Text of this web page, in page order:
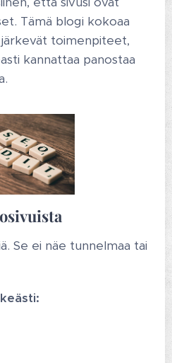
Tämä blogi kokoaa
toimenpiteet,
kannattaa panostaa
Se ei näe tunnelmaa tai